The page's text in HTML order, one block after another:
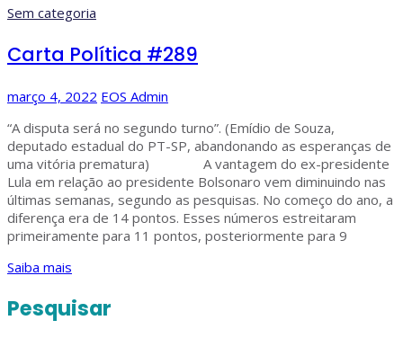
Sem categoria
Carta Política #289
março 4, 2022 EOS Admin
“A disputa será no segundo turno”. (Emídio de Souza,
deputado estadual do PT-SP, abandonando as esperanças de
uma vitória prematura) A vantagem do ex-presidente
Lula em relação ao presidente Bolsonaro vem diminuindo nas
últimas semanas, segundo as pesquisas. No começo do ano, a
diferença era de 14 pontos. Esses números estreitaram
primeiramente para 11 pontos, posteriormente para 9
Saiba mais
Pesquisar